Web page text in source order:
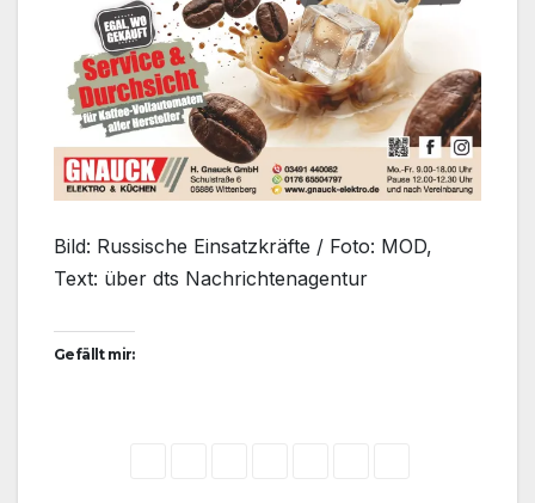
Bild: Russische Einsatzkräfte / Foto: MOD,
Text: über dts Nachrichtenagentur
Gefällt mir: